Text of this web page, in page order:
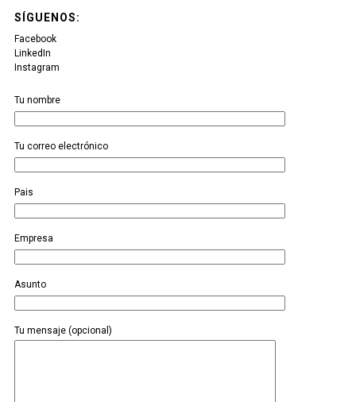
SÍGUENOS:
Facebook
LinkedIn
Instagram
Tu nombre
Tu correo electrónico
Pais
Empresa
Asunto
Tu mensaje (opcional)